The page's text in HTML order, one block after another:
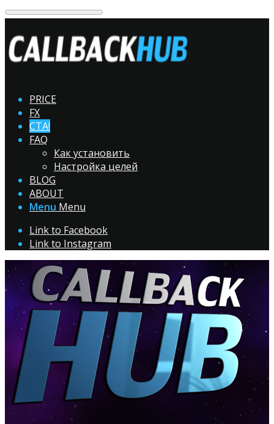
PRICE
FX
CTA!
FAQ
Как установить
Настройка целей
BLOG
ABOUT
Menu Menu
Link to Facebook
Link to Instagram